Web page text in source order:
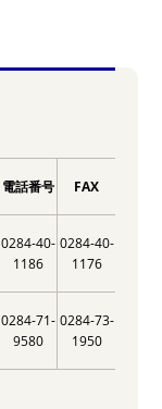
電話番号 FAX
0284-40-
1186
0284-40-
1176
0284-71-
9580
0284-73-
1950